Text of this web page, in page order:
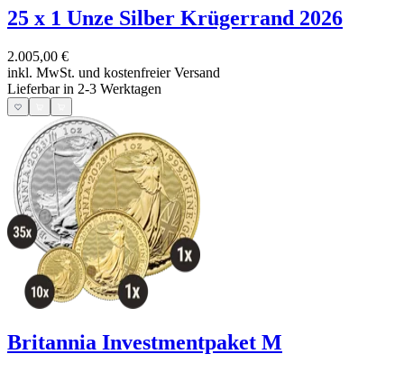
25 x 1 Unze Silber Krügerrand 2026
2.005,00 €
inkl. MwSt. und kostenfreier Versand
Lieferbar in 2-3 Werktagen
Britannia Investmentpaket M